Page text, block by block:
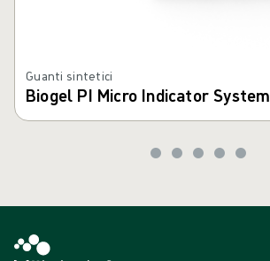
Guanti sintetici
Biogel PI Micro Indicator System